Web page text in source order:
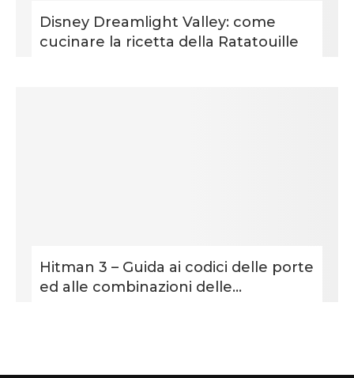
Disney Dreamlight Valley: come
cucinare la ricetta della Ratatouille
Hitman 3 – Guida ai codici delle porte
ed alle combinazioni delle...